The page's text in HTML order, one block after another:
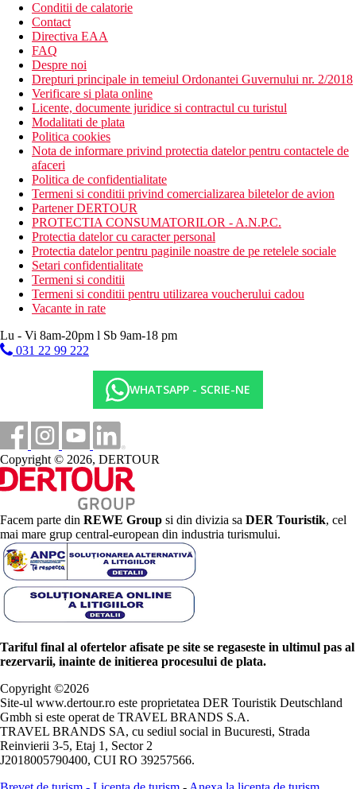
Conditii de calatorie
Contact
Directiva EAA
FAQ
Despre noi
Drepturi principale in temeiul Ordonantei Guvernului nr. 2/2018
Verificare si plata online
Licente, documente juridice si contractul cu turistul
Modalitati de plata
Politica cookies
Nota de informare privind protectia datelor pentru contactele de
afaceri
Politica de confidentialitate
Termeni si conditii privind comercializarea biletelor de avion
Partener DERTOUR
PROTECTIA CONSUMATORILOR - A.N.P.C.
Protectia datelor cu caracter personal
Protectia datelor pentru paginile noastre de pe retelele sociale
Setari confidentialitate
Termeni si conditii
Termeni si conditii pentru utilizarea voucherului cadou
Vacante in rate
Lu - Vi 8am-20pm l Sb 9am-18 pm
031 22 99 222
WHATSAPP - SCRIE-NE
Copyright © 2026, DERTOUR
Facem parte din REWE Group si din divizia sa DER Touristik, cel
mai mare grup central-european din industria turismului.
Tariful final al ofertelor afisate pe site se regaseste in ultimul pas al
rezervarii, inainte de initierea procesului de plata.
Copyright ©2026
Site-ul www.dertour.ro este proprietatea DER Touristik Deutschland
Gmbh si este operat de TRAVEL BRANDS S.A.
TRAVEL BRANDS SA, cu sediul social in Bucuresti, Strada
Reinvierii 3-5, Etaj 1, Sector 2
J2018005790400, CUI RO 39257566.